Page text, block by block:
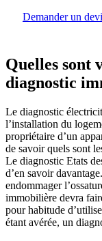
Demander un
Quelles sont
diagnostic
Le diagnostic
l’installation du
propriétaire d’un
de savoir quels sont
Le diagnostic Etats
d’en savoir
endommager
immobilière devra
pour habitude
étant avérée, un